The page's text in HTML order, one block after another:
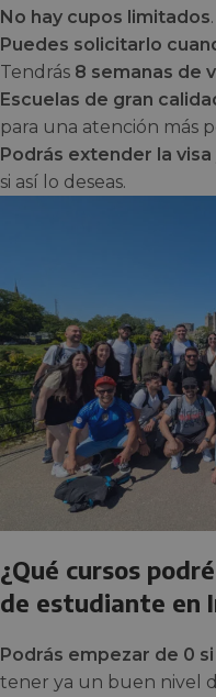
No hay cupos limitados.
Puedes solicitarlo
Tendrás 8 semanas de
Escuelas de gran
para una atención más
Podrás extender la visa
si así lo deseas.
¿Qué cursos
de estudiante en
Podrás empezar de 0
tener ya un buen nivel